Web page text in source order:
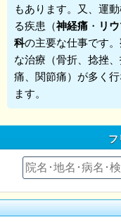
もあります。又、運
る疾患（神経痛 ・ リ
科の主要な仕事です。
な治療（骨折、捻挫
痛、関節痛）が多く
ます。